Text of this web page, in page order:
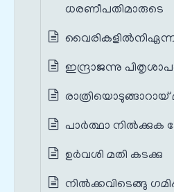
ധരണീപതിമാരുടെ
ഇന്ദ്രാജന്നു
രാത്രിയൊടുങ്ങാറായ്
പാർത്ഥാ നിൽക്കുക
ഉർവശി മതി കടക്കു
നിൽക്കവിടെങ്ങു